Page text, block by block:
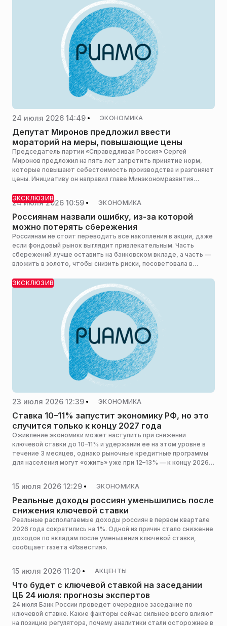
24 июля 2026 14:49 ЭКОНОМИКА
Депутат Миронов предложил ввести
мораторий на меры, повышающие цены
Председатель партии «Справедливая Россия» Сергей
Миронов предложил на пять лет запретить принятие норм,
которые повышают себестоимость производства и разгоняют
цены. Инициативу он направил главе Минэкономразвития
ЭКСКЛЮЗИВ
24 июля 2026 10:59 ЭКОНОМИКА
Россиянам назвали ошибку, из-за которой
можно потерять сбережения
Россиянам не стоит переводить все накопления в акции, даже
если фондовый рынок выглядит привлекательным. Часть
сбережений лучше оставить на банковском вкладе, а часть —
вложить в золото, чтобы снизить риски, посоветовала в
Мильчакова.
ЭКСКЛЮЗИВ
23 июля 2026 12:39 ЭКОНОМИКА
Ставка 10–11% запустит экономику РФ, но это
случится только к концу 2027 года
Оживление экономики может наступить при снижении
ключевой ставки до 10–11% и удержании ее на этом уровне в
течение 3 месяцев, однако рыночные кредитные программы
для населения могут «ожить» уже при 12–13% — к концу 2026
15 июля 2026 12:29 ЭКОНОМИКА
Реальные доходы россиян уменьшились после
снижения ключевой ставки
Реальные располагаемые доходы россиян в первом квартале
2026 года сократились на 1%. Одной из причин стало снижение
доходов по вкладам после уменьшения ключевой ставки,
сообщает газета «Известия».
15 июля 2026 11:20 АКЦЕНТЫ
Что будет с ключевой ставкой на заседании
ЦБ 24 июля: прогнозы экспертов
24 июля Банк России проведет очередное заседание по
ключевой ставке. Какие факторы сейчас сильнее всего влияют
на позицию регулятора, почему аналитики стали осторожнее в